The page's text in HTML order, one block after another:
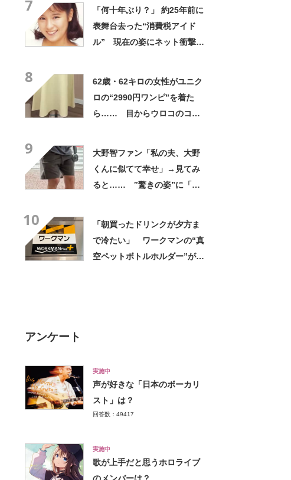
7
「何十年ぶり？」 約25年前に
表舞台去った“消費税アイド
ル” 現在の姿にネット衝撃
8
62歳・62キロの女性がユニク
ロの“2990円ワンピ”を着た
ら…… 目からウロコのコー
9
大野智ファン「私の夫、大野
くんに似てて幸せ」→見てみ
ると…… ‟驚きの姿”に「最
10
「朝買ったドリンクが夕方ま
で冷たい」 ワークマンの“真
空ペットボトルホルダー”が大
アンケート
実施中
声が好きな「日本のボーカリ
スト」は？
回答数：49417
実施中
歌が上手だと思うホロライブ